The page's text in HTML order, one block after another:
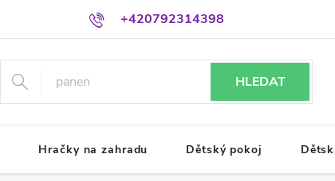
+420792314398
HLEDAT
Hračky na zahradu Dětský pokoj